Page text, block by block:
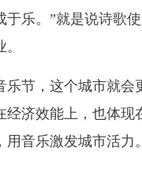
于乐。”就是说诗歌
节，这个城市就会
经济效能上，也体
音乐激发城市活力。